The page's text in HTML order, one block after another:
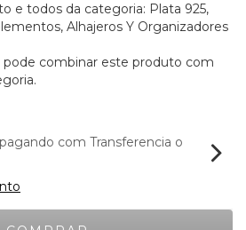
e todos da categoria: Plata 925,
Alhajeros Y Organizadores
pode combinar este produto com
pagando com Transferencia o